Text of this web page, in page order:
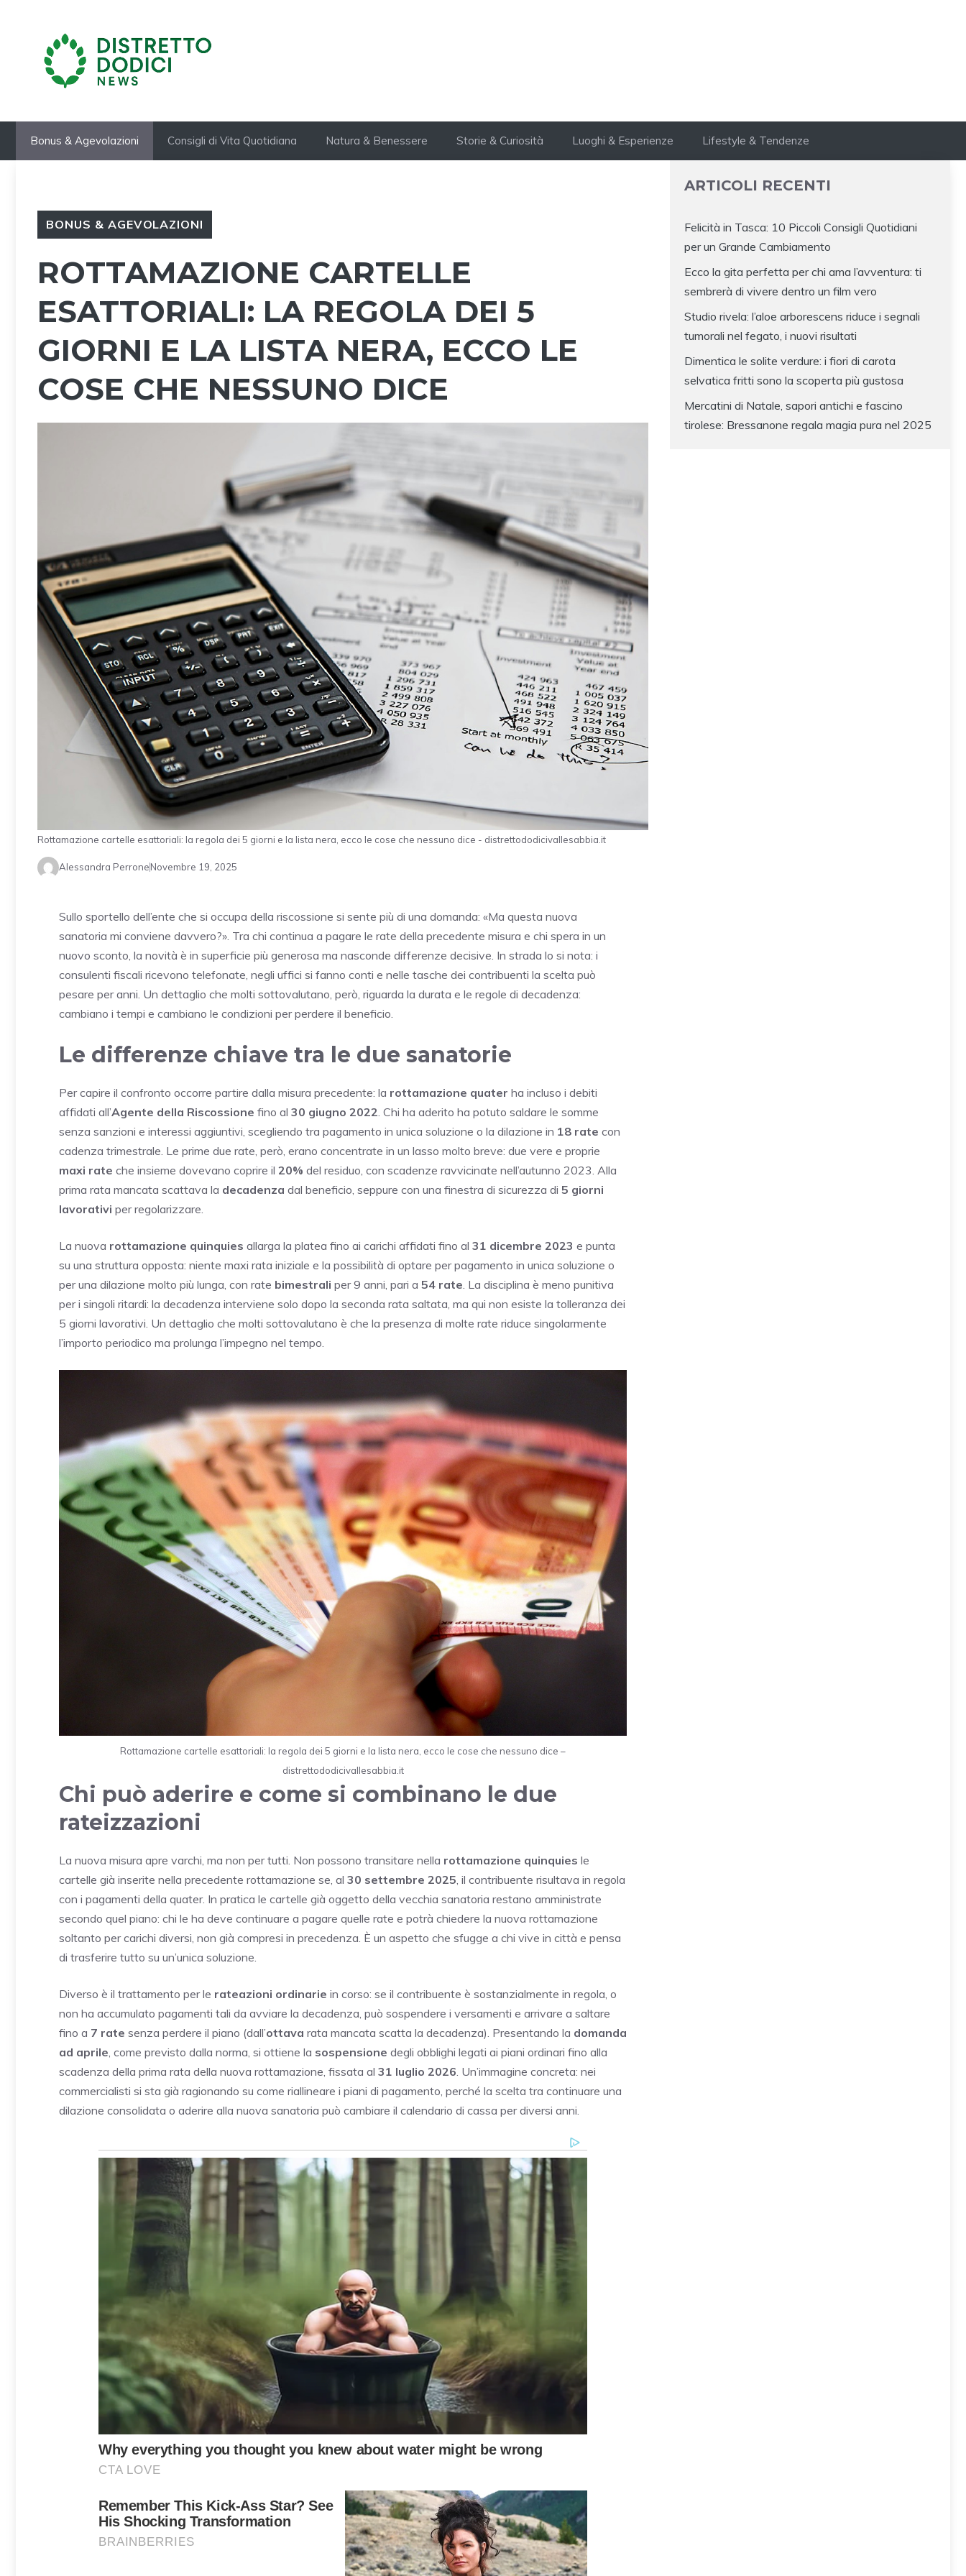
contenuto
Bonus & Agevolazioni Consigli di Vita Quotidiana Natura & Benessere Storie & Curiosità Luoghi & Esperienze Lifestyle & Tendenze
BONUS & AGEVOLAZIONI
ROTTAMAZIONE CARTELLE
ESATTORIALI: LA REGOLA DEI 5
GIORNI E LA LISTA NERA, ECCO LE
COSE CHE NESSUNO DICE
Rottamazione cartelle esattoriali: la regola dei 5 giorni e la lista nera, ecco le cose che nessuno dice - distrettododicivallesabbia.it
Alessandra PerroneNovembre 19, 2025
Sullo sportello dell’ente che si occupa della riscossione si sente più di una domanda: «Ma questa nuova
sanatoria mi conviene davvero?». Tra chi continua a pagare le rate della precedente misura e chi spera in un
nuovo sconto, la novità è in superficie più generosa ma nasconde differenze decisive. In strada lo si nota: i
consulenti fiscali ricevono telefonate, negli uffici si fanno conti e nelle tasche dei contribuenti la scelta può
pesare per anni. Un dettaglio che molti sottovalutano, però, riguarda la durata e le regole di decadenza:
cambiano i tempi e cambiano le condizioni per perdere il beneficio.
Le differenze chiave tra le due sanatorie
Per capire il confronto occorre partire dalla misura precedente: la rottamazione quater ha incluso i debiti
affidati all’Agente della Riscossione fino al 30 giugno 2022 . Chi ha aderito ha potuto saldare le somme
senza sanzioni e interessi aggiuntivi, scegliendo tra pagamento in unica soluzione o la dilazione in 18 rate con
cadenza trimestrale. Le prime due rate, però, erano concentrate in un lasso molto breve: due vere e proprie
maxi rate che insieme dovevano coprire il 20% del residuo, con scadenze ravvicinate nell’autunno 2023. Alla
prima rata mancata scattava la decadenza dal beneficio, seppure con una finestra di sicurezza di 5 giorni
lavorativi per regolarizzare.
La nuova rottamazione quinquies allarga la platea fino ai carichi affidati fino al 31 dicembre 2023 e punta
su una struttura opposta: niente maxi rata iniziale e la possibilità di optare per pagamento in unica soluzione o
per una dilazione molto più lunga, con rate bimestrali per 9 anni, pari a 54 rate . La disciplina è meno punitiva
per i singoli ritardi: la decadenza interviene solo dopo la seconda rata saltata, ma qui non esiste la tolleranza dei
5 giorni lavorativi. Un dettaglio che molti sottovalutano è che la presenza di molte rate riduce singolarmente
l’importo periodico ma prolunga l’impegno nel tempo.
Rottamazione cartelle esattoriali: la regola dei 5 giorni e la lista nera, ecco le cose che nessuno dice –
distrettododicivallesabbia.it
Chi può aderire e come si combinano le due
rateizzazioni
La nuova misura apre varchi, ma non per tutti. Non possono transitare nella rottamazione quinquies le
cartelle già inserite nella precedente rottamazione se, al 30 settembre 2025, il contribuente risultava in regola
con i pagamenti della quater. In pratica le cartelle già oggetto della vecchia sanatoria restano amministrate
secondo quel piano: chi le ha deve continuare a pagare quelle rate e potrà chiedere la nuova rottamazione
soltanto per carichi diversi, non già compresi in precedenza. È un aspetto che sfugge a chi vive in città e pensa
di trasferire tutto su un’unica soluzione.
Diverso è il trattamento per le rateazioni ordinarie in corso: se il contribuente è sostanzialmente in regola, o
non ha accumulato pagamenti tali da avviare la decadenza, può sospendere i versamenti e arrivare a saltare
fino a 7 rate senza perdere il piano (dall’ottava rata mancata scatta la decadenza). Presentando la domanda
ad aprile, come previsto dalla norma, si ottiene la sospensione degli obblighi legati ai piani ordinari fino alla
scadenza della prima rata della nuova rottamazione, fissata al 31 luglio 2026. Un’immagine concreta: nei
commercialisti si sta già ragionando su come riallineare i piani di pagamento, perché la scelta tra continuare una
dilazione consolidata o aderire alla nuova sanatoria può cambiare il calendario di cassa per diversi anni.
ARTICOLI RECENTI
Felicità in Tasca: 10 Piccoli Consigli Quotidiani
per un Grande Cambiamento
Ecco la gita perfetta per chi ama l’avventura: ti
sembrerà di vivere dentro un film vero
Studio rivela: l’aloe arborescens riduce i segnali
tumorali nel fegato, i nuovi risultati
Dimentica le solite verdure: i fiori di carota
selvatica fritti sono la scoperta più gustosa
Mercatini di Natale, sapori antichi e fascino
tirolese: Bressanone regala magia pura nel 2025